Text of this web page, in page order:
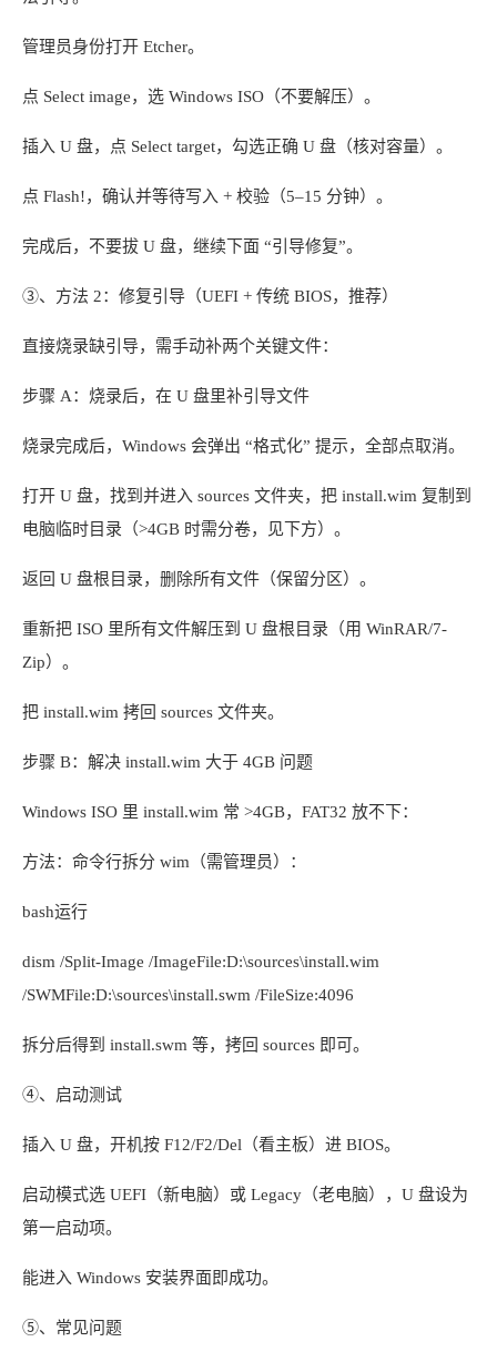
管理员身份打开 Etcher。
点 Select image，选 Windows ISO（不要解压）。
插入 U 盘，点 Select target，勾选正确 U 盘（核对容量）。
点 Flash!，确认并等待写入 + 校验（5–15 分钟）。
完成后，不要拔 U 盘，继续下面 “引导修复”。
③、方法 2：修复引导（UEFI + 传统 BIOS，推荐）
直接烧录缺引导，需手动补两个关键文件：
步骤 A：烧录后，在 U 盘里补引导文件
烧录完成后，Windows 会弹出 “格式化” 提示，全部点取消。
打开 U 盘，找到并进入 sources 文件夹，把 install.wim 复制到
电脑临时目录（>4GB 时需分卷，见下方）。
返回 U 盘根目录，删除所有文件（保留分区）。
重新把 ISO 里所有文件解压到 U 盘根目录（用 WinRAR/7-
Zip）。
把 install.wim 拷回 sources 文件夹。
步骤 B：解决 install.wim 大于 4GB 问题
Windows ISO 里 install.wim 常 >4GB，FAT32 放不下：
方法：命令行拆分 wim（需管理员）：
bash运行
dism /Split-Image /ImageFile:D:\sources\install.wim
/SWMFile:D:\sources\install.swm /FileSize:4096
拆分后得到 install.swm 等，拷回 sources 即可。
④、启动测试
插入 U 盘，开机按 F12/F2/Del（看主板）进 BIOS。
启动模式选 UEFI（新电脑）或 Legacy（老电脑），U 盘设为
第一启动项。
能进入 Windows 安装界面即成功。
⑤、常见问题